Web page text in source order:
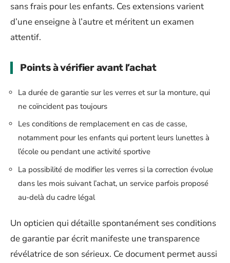
sans frais pour les enfants. Ces extensions varient
d’une enseigne à l’autre et méritent un examen
attentif.
Points à vérifier avant l’achat
La durée de garantie sur les verres et sur la monture, qui
ne coïncident pas toujours
Les conditions de remplacement en cas de casse,
notamment pour les enfants qui portent leurs lunettes à
l’école ou pendant une activité sportive
La possibilité de modifier les verres si la correction évolue
dans les mois suivant l’achat, un service parfois proposé
au-delà du cadre légal
Un opticien qui détaille spontanément ses conditions
de garantie par écrit manifeste une transparence
révélatrice de son sérieux. Ce document permet aussi